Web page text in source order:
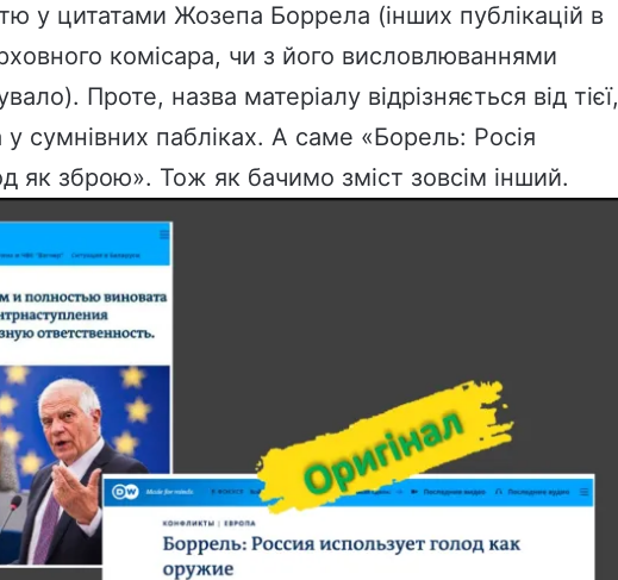
у цитатами Жозепа Боррела (інших публікацій в
комісара, чи з його висловлюваннями
Проте, назва матеріалу відрізняється від тієї,
сумнівних пабліках. А саме «Борель: Росія
як зброю». Тож як бачимо зміст зовсім інший.